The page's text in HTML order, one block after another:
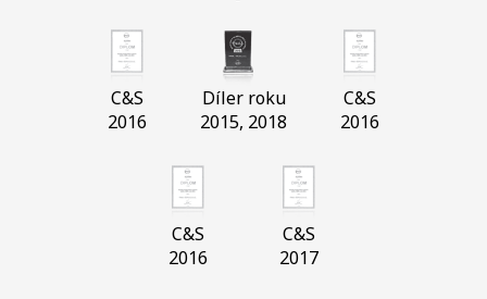
C&S
2016
Díler roku
2015, 2018
C&S
2016
C&S
2016
C&S
2017